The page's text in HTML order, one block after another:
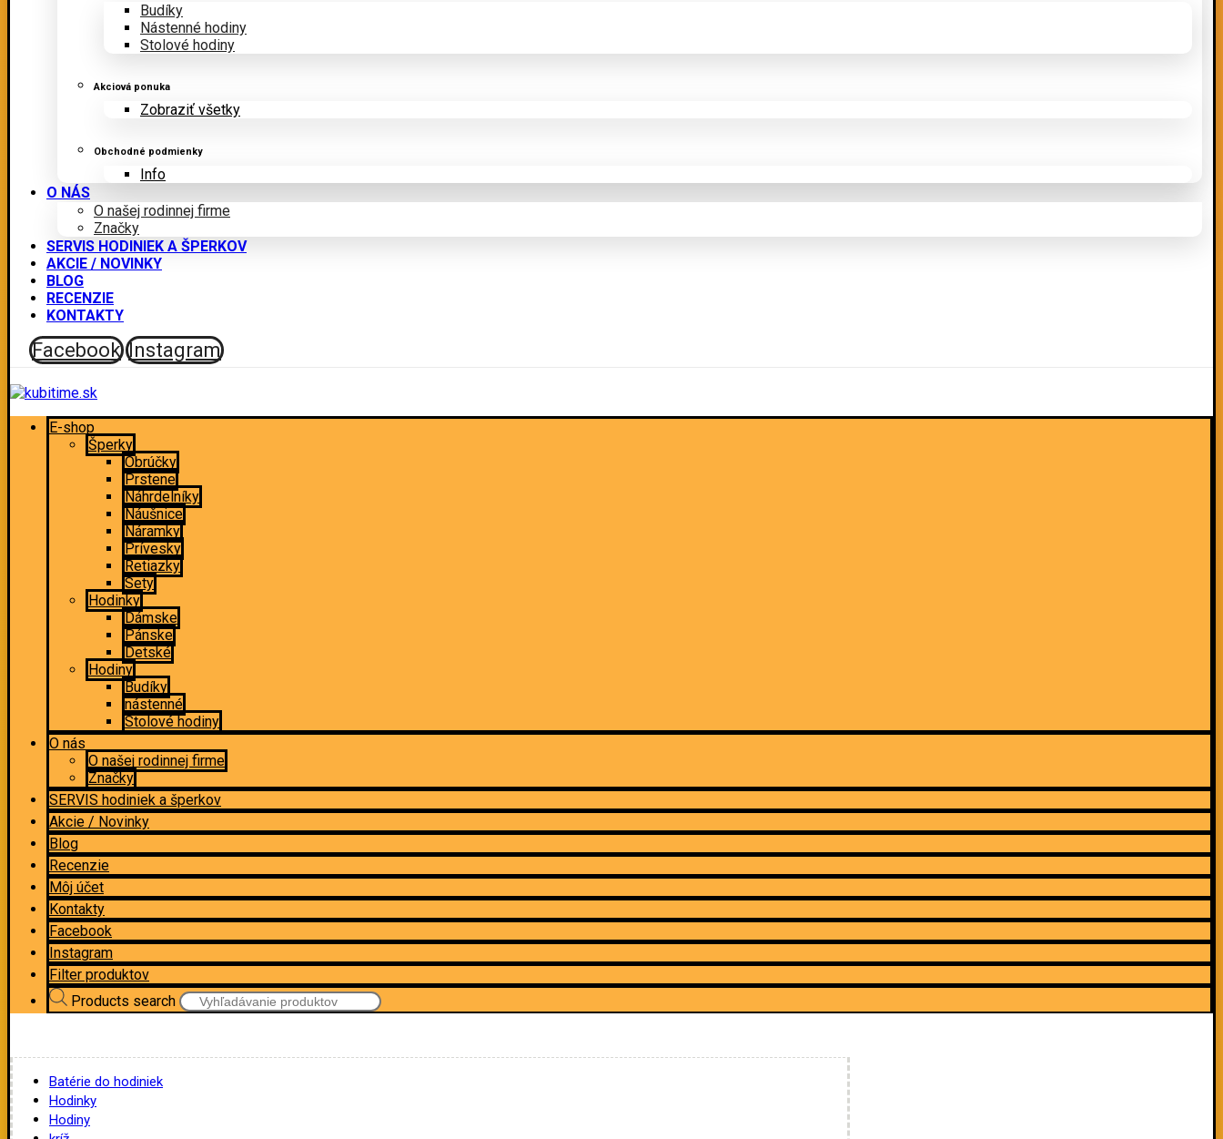
Budíky
Nástenné hodiny
Stolové hodiny
Akciová ponuka
Zobraziť všetky
Obchodné podmienky
Info
O NÁS
O našej rodinnej firme
Značky
SERVIS HODINIEK A ŠPERKOV
AKCIE / NOVINKY
BLOG
RECENZIE
KONTAKTY
Facebook Instagram
E-shop
Šperky
Obrúčky
Prstene
Náhrdelníky
Náušnice
Náramky
Prívesky
Retiazky
Sety
Hodinky
Dámske
Pánske
Detské
Hodiny
Budíky
nástenné
Stolové hodiny
O nás
O našej rodinnej firme
Značky
SERVIS hodiniek a šperkov
Akcie / Novinky
Blog
Recenzie
Môj účet
Kontakty
Facebook
Instagram
Filter produktov
Products search
Batérie do hodiniek
Hodinky
Hodiny